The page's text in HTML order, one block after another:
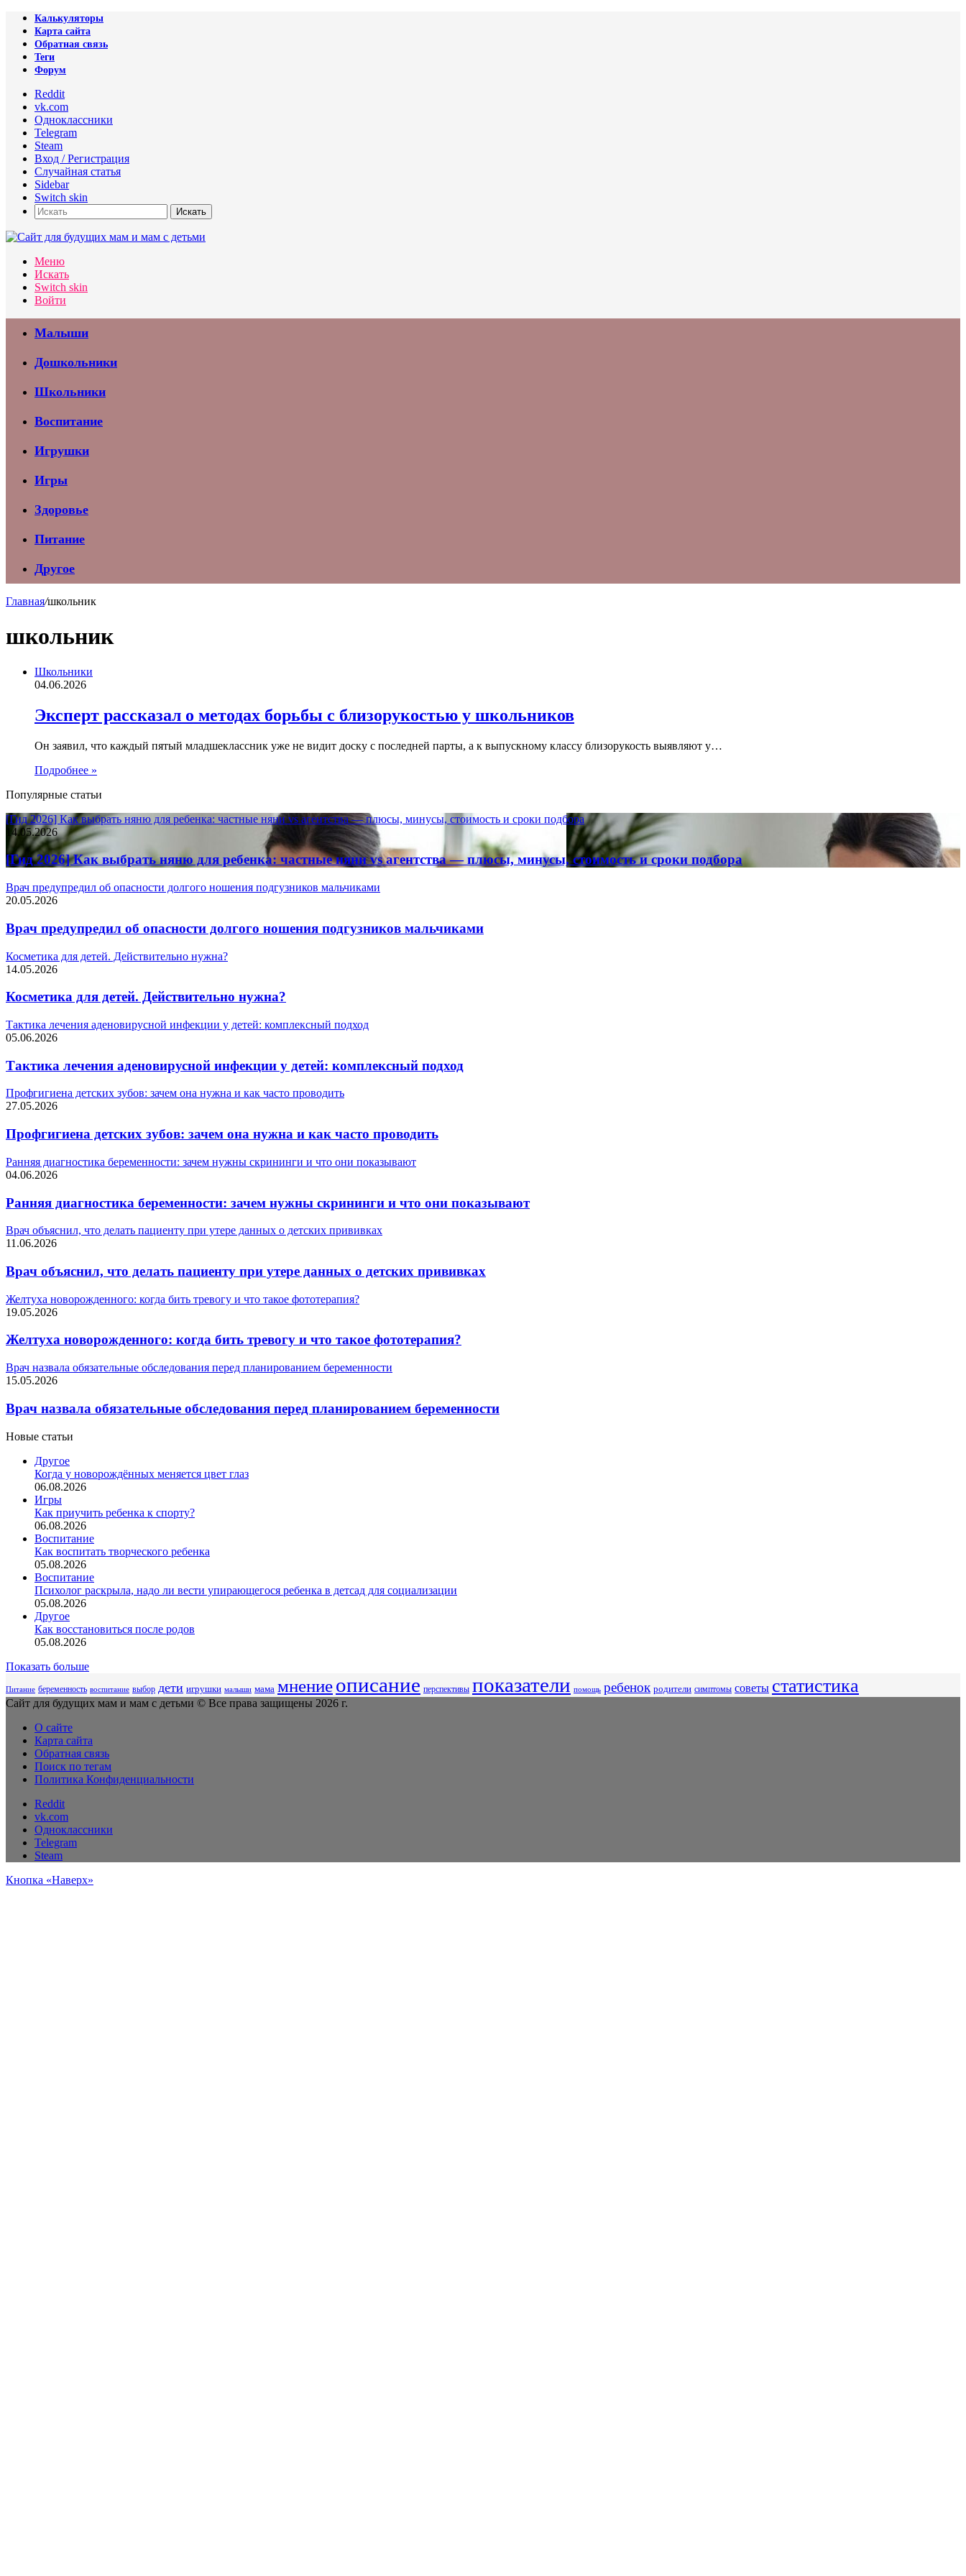
Калькуляторы
Карта сайта
Обратная связь
Теги
Форум
Reddit
vk.com
Одноклассники
Telegram
Steam
Вход / Регистрация
Случайная статья
Sidebar
Switch skin
Искать
Меню
Искать
Switch skin
Войти
Малыши
Дошкольники
Школьники
Воспитание
Игрушки
Игры
Здоровье
Питание
Другое
Главная/школьник
школьник
Школьники
04.06.2026
Эксперт рассказал о методах борьбы с близорукостью у школьников
Он заявил, что каждый пятый младшеклассник уже не видит доску с последней парты, а к выпускному классу близорукость выявляют у…
Подробнее »
Популярные статьи
[Гид 2026] Как выбрать няню для ребенка: частные няни vs агентства — плюсы, минусы, стоимость и сроки подбора
14.05.2026
[Гид 2026] Как выбрать няню для ребенка: частные няни vs агентства — плюсы, минусы, стоимость и сроки подбора
Врач предупредил об опасности долгого ношения подгузников мальчиками
20.05.2026
Врач предупредил об опасности долгого ношения подгузников мальчиками
Косметика для детей. Действительно нужна?
14.05.2026
Косметика для детей. Действительно нужна?
Тактика лечения аденовирусной инфекции у детей: комплексный подход
05.06.2026
Тактика лечения аденовирусной инфекции у детей: комплексный подход
Профгигиена детских зубов: зачем она нужна и как часто проводить
27.05.2026
Профгигиена детских зубов: зачем она нужна и как часто проводить
Ранняя диагностика беременности: зачем нужны скрининги и что они показывают
04.06.2026
Ранняя диагностика беременности: зачем нужны скрининги и что они показывают
Врач объяснил, что делать пациенту при утере данных о детских прививках
11.06.2026
Врач объяснил, что делать пациенту при утере данных о детских прививках
Желтуха новорожденного: когда бить тревогу и что такое фототерапия?
19.05.2026
Желтуха новорожденного: когда бить тревогу и что такое фототерапия?
Врач назвала обязательные обследования перед планированием беременности
15.05.2026
Врач назвала обязательные обследования перед планированием беременности
Новые статьи
Другое
Когда у новорождённых меняется цвет глаз
06.08.2026
Игры
Как приучить ребенка к спорту?
06.08.2026
Воспитание
Как воспитать творческого ребенка
05.08.2026
Воспитание
Психолог раскрыла, надо ли вести упирающегося ребенка в детсад для социализации
05.08.2026
Другое
Как восстановиться после родов
05.08.2026
Показать больше
Питание беременность воспитание выбор дети игрушки малыши мама мнениеописание перспективы показатели помощь ребенок родители симптомы советы статистика
Сайт для будущих мам и мам с детьми © Все права защищены 2026 г.
О сайте
Карта сайта
Обратная связь
Поиск по тегам
Политика Конфиденциальности
Reddit
vk.com
Одноклассники
Telegram
Steam
Кнопка «Наверх»